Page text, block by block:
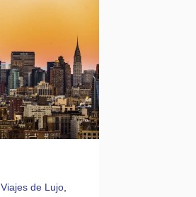
Viajes de Lujo